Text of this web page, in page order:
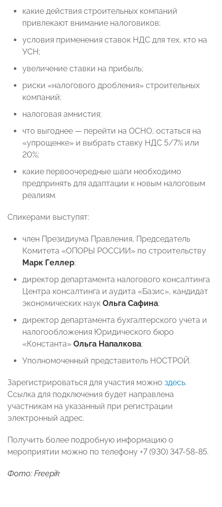
какие действия строительных компаний
привлекают внимание налоговиков;
условия применения ставок НДС для тех, кто на
УСН;
увеличение ставки на прибыль;
риски «налогового дробления» строительных
компаний;
налоговая амнистия;
что выгоднее — перейти на ОСНО, остаться на
«упрощенке» и выбрать ставку НДС 5/7% или
20%;
какие первоочередные шаги необходимо
предпринять для адаптации к новым налоговым
реалиям.
Спикерами выступят:
член Президиума Правления, Председатель
Комитета «ОПОРЫ РОССИИ» по строительству
Марк Геллер;
директор департамента налогового консалтинга
Центра консалтинга и аудита «Базис», кандидат
экономических наук Ольга Сафина;
директор департамента бухгалтерского учета и
налогообложения Юридического бюро
«Константа» Ольга Напалкова;
Уполномоченный представитель НОСТРОЙ.
Зарегистрироваться для участия можно здесь.
Ссылка для подключения будет направлена
участникам на указанный при регистрации
электронный адрес.
Получить более подробную информацию о
мероприятии можно по телефону +7 (930) 347-58-85.
Фото: Freepik